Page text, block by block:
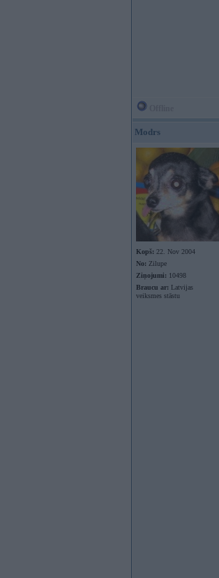
Modrs
Kopš: 22. Nov 2004
No: Zilupe
Ziņojumi: 10498
Braucu ar: Latvijas
veiksmes stāstu